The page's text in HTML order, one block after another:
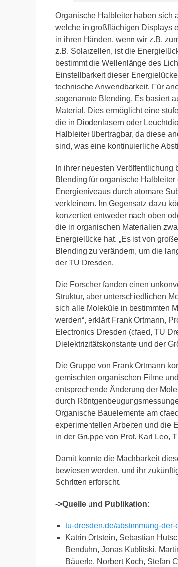
Organische Halbleiter haben sich
welche in großflächigen Displays
in ihren Händen, wenn wir z.B.
z.B. Solarzellen, ist die
bestimmt die Wellenlänge des
Einstellbarkeit dieser
technische Anwendbarkeit. Für
sogenannte Blending. Es basiert
Material. Dies ermöglicht eine
die in Diodenlasern oder
Halbleiter übertragbar, da diese
sind, was eine kontinuierliche
In ihrer neuesten
Blending für organische
Energieniveaus durch atomare
verkleinern. Im Gegensatz dazu
konzertiert entweder nach oben
die in organischen Materialien
Energielücke hat. „Es ist von
Blending zu verändern, um die
der TU Dresden.
Die Forscher fanden einen
Struktur, aber unterschiedlichen
sich alle Moleküle in bestimmten
werden“, erklärt Frank Ortmann,
Electronics Dresden (cfaed, TU
Dielektrizitätskonstante und der
Die Gruppe von Frank Ortmann
gemischten organischen Filme
entsprechende Änderung der
durch
Organische Bauelemente am
experimentellen Arbeiten und die
in der Gruppe von Prof. Karl Leo,
Damit konnte die Machbarkeit
bewiesen werden, und ihr
Schritten erforscht.
->Quelle und Publikation:
tu-dresden.de/abstimmung-
Katrin Ortstein, Sebastian
Benduhn, Jonas Kublitski,
Bäuerle, Norbert Koch, Stefan